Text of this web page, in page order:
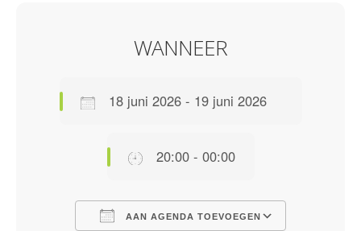
WANNEER
18 juni 2026 - 19 juni 2026
20:00 - 00:00
AAN AGENDA TOEVOEGEN